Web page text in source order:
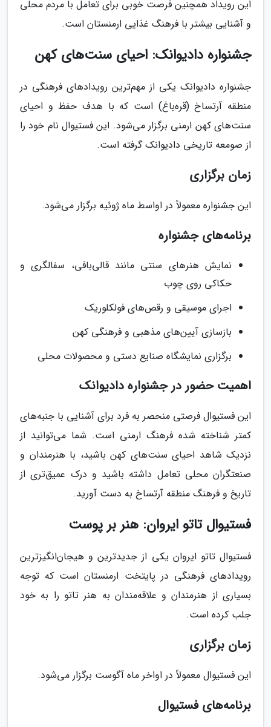
این رویداد همچنین فرصت خوبی برای تعامل با مردم محلی
و آشنایی بیشتر با فرهنگ غذایی ارمنستان است.
جشنواره دادیوانک: احیای سنت‌های کهن
جشنواره دادیوانک یکی از مهم‌ترین رویدادهای فرهنگی در
منطقه آرتساخ (قره‌باغ) است که با هدف حفظ و احیای
سنت‌های کهن ارمنی برگزار می‌شود. این فستیوال نام خود را
از صومعه تاریخی دادیوانک گرفته است.
زمان برگزاری
این جشنواره معمولاً در اواسط ماه ژوئیه برگزار می‌شود.
برنامه‌های جشنواره
نمایش هنرهای سنتی مانند قالی‌بافی، سفالگری و
حکاکی روی چوب
اجرای موسیقی و رقص‌های فولکلوریک
بازسازی آیین‌های مذهبی و فرهنگی کهن
برگزاری نمایشگاه صنایع دستی و محصولات محلی
اهمیت حضور در جشنواره دادیوانک
این فستیوال فرصتی منحصر به فرد برای آشنایی با جنبه‌های
کمتر شناخته شده فرهنگ ارمنی است. شما می‌توانید از
نزدیک شاهد احیای سنت‌های کهن باشید، با هنرمندان و
صنعتگران محلی تعامل داشته باشید و درک عمیق‌تری از
تاریخ و فرهنگ منطقه آرتساخ به دست آورید.
فستیوال تاتو ایروان: هنر بر پوست
فستیوال تاتو ایروان یکی از جدیدترین و هیجان‌انگیزترین
رویدادهای فرهنگی در پایتخت ارمنستان است که توجه
بسیاری از هنرمندان و علاقه‌مندان به هنر تاتو را به خود
جلب کرده است.
زمان برگزاری
این فستیوال معمولاً در اواخر ماه آگوست برگزار می‌شود.
برنامه‌های فستیوال